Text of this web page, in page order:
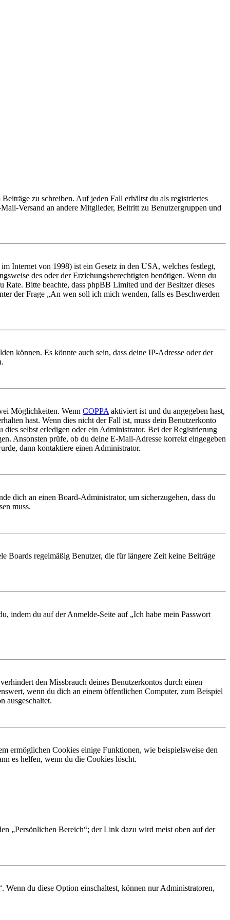
zu schreiben. Auf jeden Fall erhältst du als registriertes
Versand an andere Mitglieder, Beitritt zu Benutzergruppen und
Internet von 1998) ist ein Gesetz in den USA, welches festlegt,
des oder der Erziehungsberechtigten benötigen. Wenn du
Bitte beachte, dass phpBB Limited und der Besitzer dieses
der Frage „An wen soll ich mich wenden, falls es Beschwerden
können. Es könnte auch sein, dass deine IP-Adresse oder der
Möglichkeiten. Wenn COPPA aktiviert ist und du angegeben hast,
hast. Wenn dies nicht der Fall ist, muss dein Benutzerkonto
selbst erledigen oder ein Administrator. Bei der Registrierung
Ansonsten prüfe, ob du deine E-Mail-Adresse korrekt eingegeben
dann kontaktiere einen Administrator.
dich an einen Board-Administrator, um sicherzugehen, dass du
muss.
Boards regelmäßig Benutzer, die für längere Zeit keine Beiträge
indem du auf der Anmelde-Seite auf „Ich habe mein Passwort
den Missbrauch deines Benutzerkontos durch einen
wenn du dich an einem öffentlichen Computer, zum Beispiel
ausgeschaltet.
ermöglichen Cookies einige Funktionen, wie beispielsweise den
es helfen, wenn du die Cookies löscht.
„Persönlichen Bereich“; der Link dazu wird meist oben auf der
du diese Option einschaltest, können nur Administratoren,